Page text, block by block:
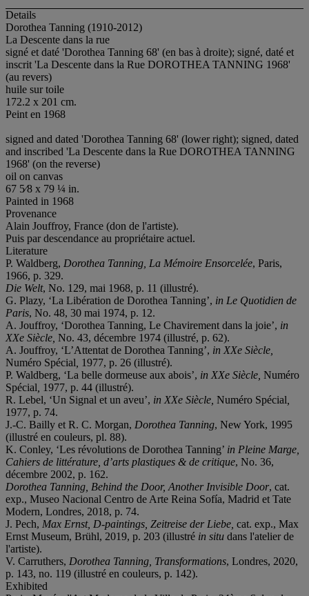
Details
Dorothea Tanning (1910-2012)
La Descente dans la rue
signé et daté 'Dorothea Tanning 68' (en bas à droite); signé, daté et
inscrit 'La Descente dans la Rue DOROTHEA TANNING 1968'
(au revers)
huile sur toile
172.2 x 201 cm.
Peint en 1968
signed and dated 'Dorothea Tanning 68' (lower right); signed, dated
and inscribed 'La Descente dans la Rue DOROTHEA TANNING
1968' (on the reverse)
oil on canvas
67 5⁄8 x 79 ¼ in.
Painted in 1968
Provenance
Alain Jouffroy, France (don de l'artiste).
Puis par descendance au propriétaire actuel.
Literature
P. Waldberg, Dorothea Tanning, La Mémoire Ensorcelée, Paris,
1966, p. 329.
Die Welt, No. 129, mai 1968, p. 11 (illustré).
G. Plazy, ‘La Libération de Dorothea Tanning’, in Le Quotidien de
Paris, No. 48, 30 mai 1974, p. 12.
A. Jouffroy, ‘Dorothea Tanning, Le Chavirement dans la joie’, in
XXe Siècle, No. 43, décembre 1974 (illustré, p. 62).
A. Jouffroy, ‘L’Attentat de Dorothea Tanning’, in XXe Siècle,
Numéro Spécial 1977, p. 26 (illustré).
P. Waldberg, ‘La belle dormeuse aux abois’, in XXe Siècle, Numéro
Spécial 1977, p. 44 (illustré).
R. Lebel, ‘Un Signal et un aveu’, in XXe Siècle, Numéro Spécial
1977, p. 74.
J.-C. Bailly et R. C. Morgan, Dorothea Tanning, New York, 1995
(illustré en couleurs, pl. 88).
K. Conley, ‘Les révolutions de Dorothea Tanning’ in Pleine Marge,
Cahiers de littérature, d’arts plastiques & de critique, No. 36,
décembre 2002, p. 162.
Dorothea Tanning, Behind the Door, Another Invisible Door, cat.
exp., Museo Nacional Centro de Arte Reina Sofía, Madrid et Tate
Modern, Londres, 2018, p. 74.
J. Pech, Max Ernst, D-paintings, Zeitreise der Liebe, cat. exp., Max
Ernst Museum, Brühl, 2019, p. 203 (illustré in situ dans l'atelier de
l'artiste).
V. Carruthers, Dorothea Tanning, Transformations, Londres, 2020,
p. 143, no. 119 (illustré en couleurs, p. 142).
Exhibited